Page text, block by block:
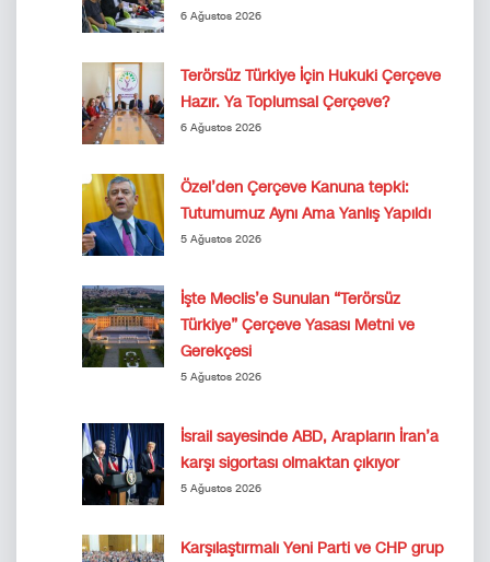
6 Ağustos 2026
Terörsüz Türkiye İçin Hukuki Çerçeve
Hazır. Ya Toplumsal Çerçeve?
6 Ağustos 2026
Özel’den Çerçeve Kanuna tepki:
Tutumumuz Aynı Ama Yanlış Yapıldı
5 Ağustos 2026
İşte Meclis’e Sunulan “Terörsüz
Türkiye” Çerçeve Yasası Metni ve
Gerekçesi
5 Ağustos 2026
İsrail sayesinde ABD, Arapların İran’a
karşı sigortası olmaktan çıkıyor
5 Ağustos 2026
Karşılaştırmalı Yeni Parti ve CHP grup